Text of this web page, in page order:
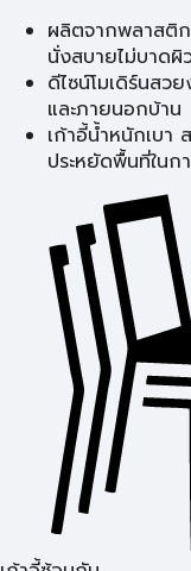
ผลิตจากพลาสติก
นั่งสบายไม่บาดผิ
ดีไซน์โมเดิร์นสว
และภายนอกบ้าน
เก้าอี้น้ำหนักเบา
ประหยัดพื้นที่ในก